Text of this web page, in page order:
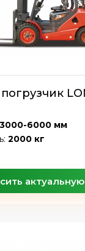
3000-6000 мм
2000 кг